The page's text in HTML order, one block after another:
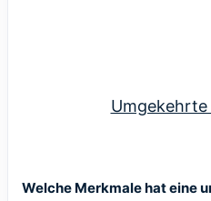
Welche Merkmale hat eine